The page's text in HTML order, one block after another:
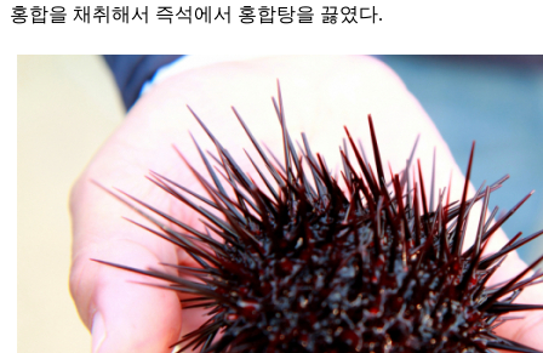
홍합을 채취해서 즉석에서 홍합탕을 끓였다.